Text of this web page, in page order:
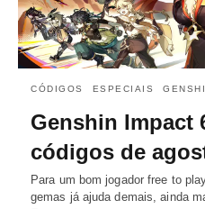
CÓDIGOS ESPECIAIS
Genshin Impact
códigos de
Para um bom jogador free to
gemas já ajuda demais, ainda